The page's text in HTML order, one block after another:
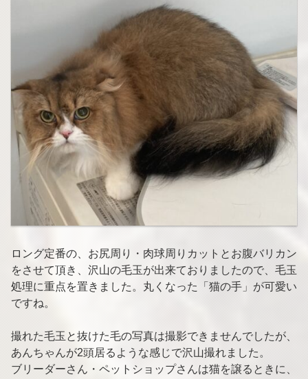
ロング定番の、お尻周り・肉球周りカットとお腹バリカン
をさせて頂き、沢山の毛玉が出来ておりましたので、毛玉
処理に重点を置きました。丸くなった「猫の手」が可愛い
ですね。
撮れた毛玉と抜けた毛の写真は撮影できませんでしたが、
あんちゃんが2頭居るような感じで沢山撮れました。
ブリーダーさん・ペットショップさんは猫を譲るときに、